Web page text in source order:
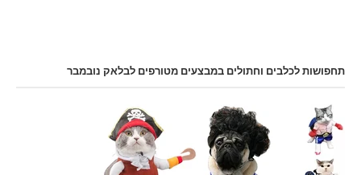
תחפושות לכלבים וחתולים במבצעים מטורפים לבלאק נובמבר